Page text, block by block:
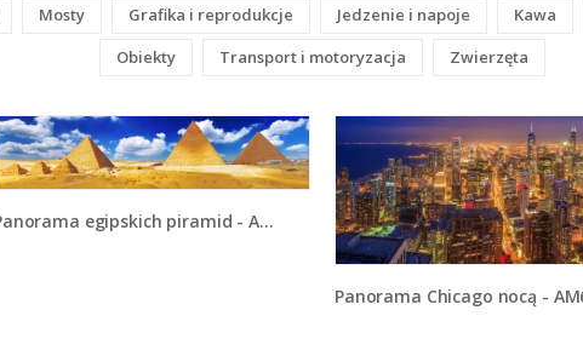
Mosty Grafika i reprodukcje Jedzenie i napoje Kawa
Obiekty
Transport i motoryzacja Zwierzęta
Panorama egipskich piramid - AM725
Panorama Chicago nocą -